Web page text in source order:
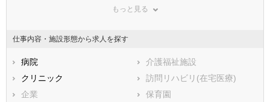
神奈川県
石川県
福井県
静岡県
三重県
滋賀県
大阪府
兵庫県
もっと見る
仕事内容・施設形態から求人を探す
病院
介護福祉施設
クリニック
訪問リハビリ(在宅医療)
企業
保育園